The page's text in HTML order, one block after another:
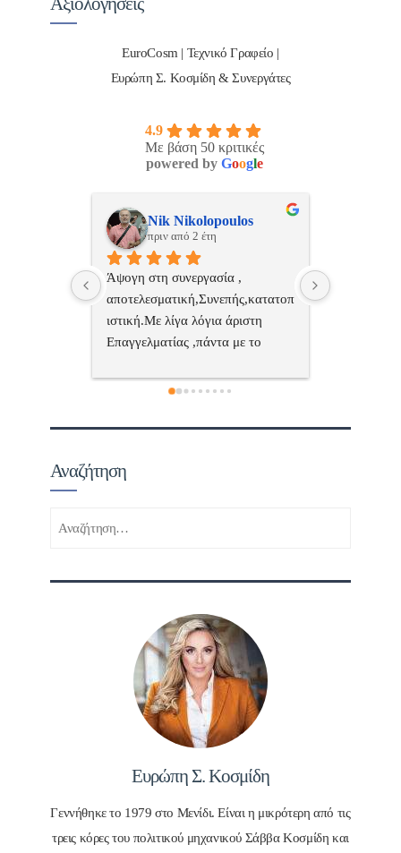
EuroCosm | Τεχνικό Γραφείο |
Ευρώπη Σ. Κοσμίδη & Συνεργάτες
4.9
Με βάση 50 κριτικές
powered by Google
ManosBX
πριν από 2 έτη
Επαγγελματίας  Άψογη
συνεργασία
Αναζήτηση
Ευρώπη Σ. Κοσμίδη
Γεννήθηκε το 1979 στο Μενίδι. Είναι η μικρότερη από τις
τρεις κόρες του πολιτικού μηχανικού Σάββα Κοσμίδη και